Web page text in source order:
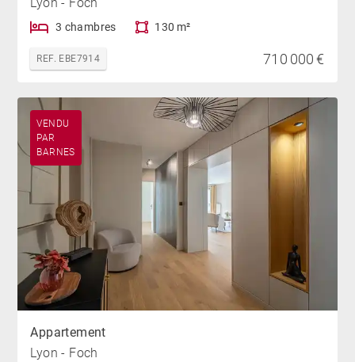
Lyon - Foch
3 chambres 130 m²
REF. EBE7914 710 000 €
VENDU
PAR
BARNES
Appartement
Lyon - Foch